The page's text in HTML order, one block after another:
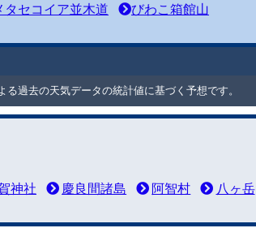
タセコイア並木道 びわこ箱館山
過去の天気データの統計値に基づく予想です。
神社 慶良間諸島 阿智村 八ヶ岳